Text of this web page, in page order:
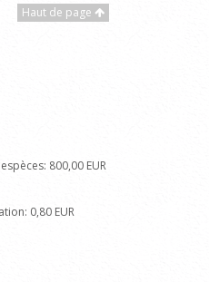
Haut de page
: 800,00 EUR
: 0,80 EUR